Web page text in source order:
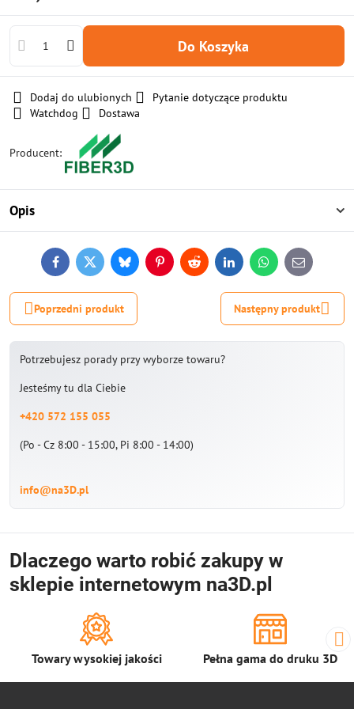
Do Koszyka
Dodaj do ulubionych
Pytanie dotyczące produktu
Watchdog
Dostawa
Producent:
Opis
FacebookTwitterBlueskyPinterestReddit LinkedInWhatsApp
E-
mail
Poprzedni produkt Następny produkt
Potrzebujesz porady przy wyborze towaru?
Jesteśmy tu dla Ciebie
+420 572 155 055
(Po - Cz 8:00 - 15:00, Pi 8:00 - 14:00)
info@na3D.pl
Dlaczego warto robić zakupy w
sklepie internetowym na3D.pl
Towary wysokiej jakości Pełna gama do druku 3D